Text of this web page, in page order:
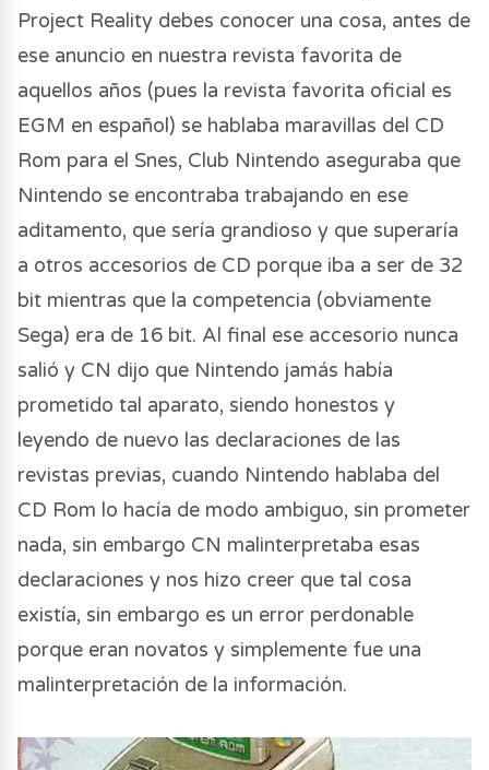
Project Reality debes conocer una cosa, antes de
ese anuncio en nuestra revista favorita de
aquellos años (pues la revista favorita oficial es
EGM en español) se hablaba maravillas del CD
Rom para el Snes, Club Nintendo aseguraba que
Nintendo se encontraba trabajando en ese
aditamento, que sería grandioso y que superaría
a otros accesorios de CD porque iba a ser de 32
bit mientras que la competencia (obviamente
Sega) era de 16 bit. Al final ese accesorio nunca
salió y CN dijo que Nintendo jamás había
prometido tal aparato, siendo honestos y
leyendo de nuevo las declaraciones de las
revistas previas, cuando Nintendo hablaba del
CD Rom lo hacía de modo ambiguo, sin prometer
nada, sin embargo CN malinterpretaba esas
declaraciones y nos hizo creer que tal cosa
existía, sin embargo es un error perdonable
porque eran novatos y simplemente fue una
malinterpretación de la información.